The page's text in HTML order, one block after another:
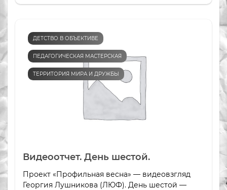
ДЕТСТВО В ОБЪЕКТИВЕ
ПЕДАГОГИЧЕСКАЯ МАСТЕРСКАЯ
ТЕРРИТОРИЯ МИРА И ДРУЖБЫ
Видеоотчет. День шестой.
Проект «Профильная весна» — видеовзгляд
Георгия Лушникова (ЛЮФ). День шестой —